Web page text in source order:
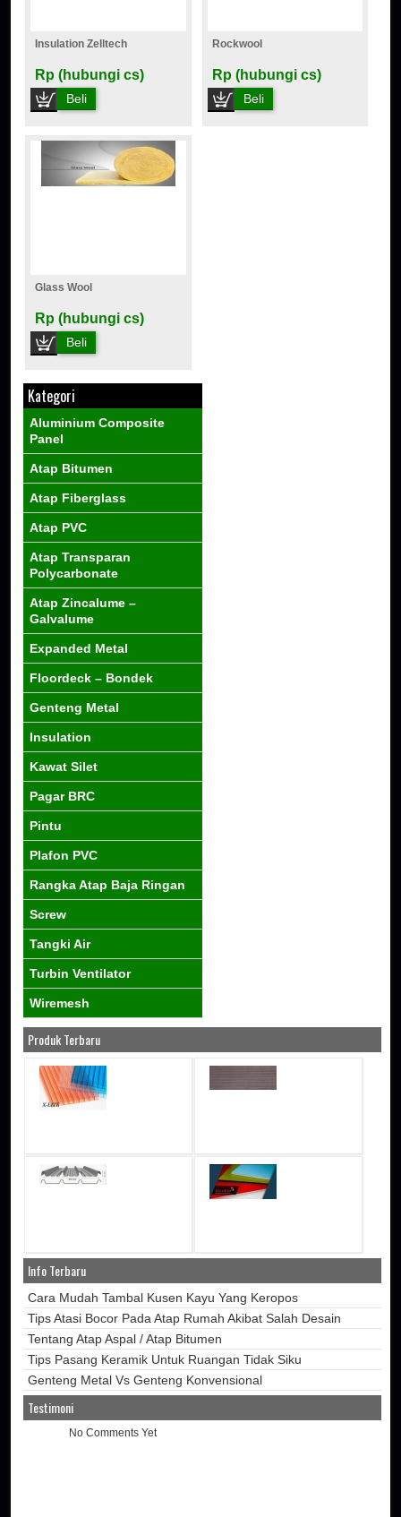
Insulation Zelltech
Rp (hubungi cs)
Beli
Rockwool
Rp (hubungi cs)
Beli
Glass Wool
Rp (hubungi cs)
Beli
Kategori
Aluminium Composite
Panel
Atap Bitumen
Atap Fiberglass
Atap PVC
Atap Transparan
Polycarbonate
Atap Zincalume –
Galvalume
Expanded Metal
Floordeck – Bondek
Genteng Metal
Insulation
Kawat Silet
Pagar BRC
Pintu
Plafon PVC
Rangka Atap Baja Ringan
Screw
Tangki Air
Turbin Ventilator
Wiremesh
Produk Terbaru
Info Terbaru
Cara Mudah Tambal Kusen Kayu Yang Keropos
Tips Atasi Bocor Pada Atap Rumah Akibat Salah Desain
Tentang Atap Aspal / Atap Bitumen
Tips Pasang Keramik Untuk Ruangan Tidak Siku
Genteng Metal Vs Genteng Konvensional
Testimoni
No Comments Yet